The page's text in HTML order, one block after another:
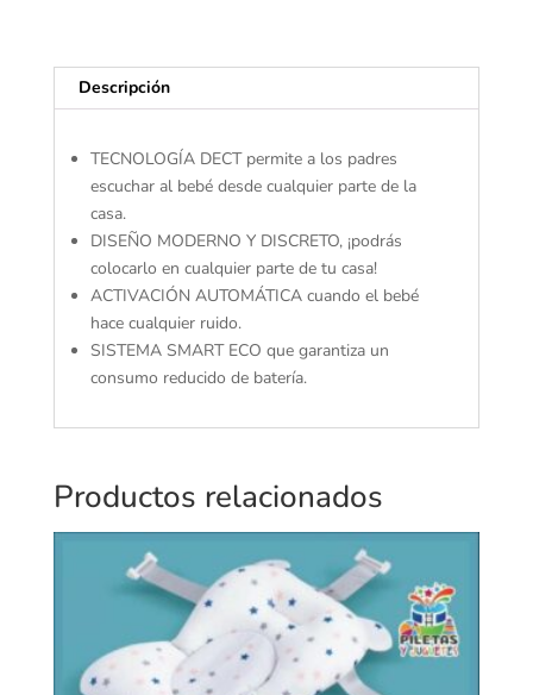
Descripción
TECNOLOGÍA DECT permite a los padres
escuchar al bebé desde cualquier parte de la
casa.
DISEÑO MODERNO Y DISCRETO, ¡podrás
colocarlo en cualquier parte de tu casa!
ACTIVACIÓN AUTOMÁTICA cuando el bebé
hace cualquier ruido.
SISTEMA SMART ECO que garantiza un
consumo reducido de batería.
Productos relacionados